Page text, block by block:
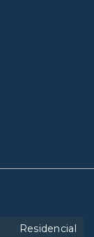
Residencial